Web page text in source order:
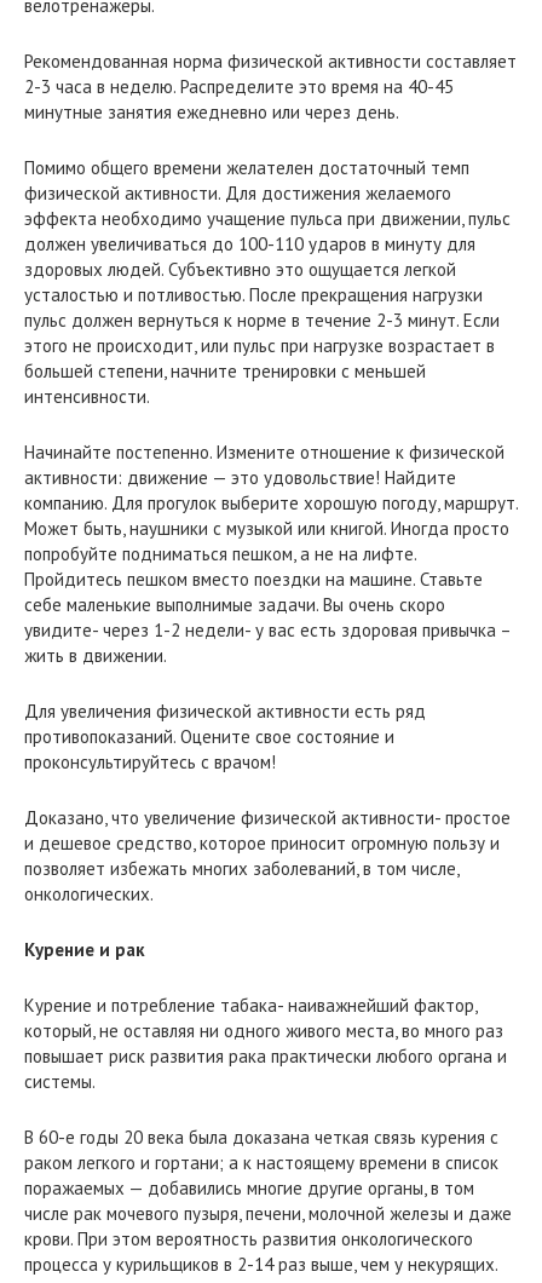
велотренажеры.
Рекомендованная норма физической активности составляет
2-3 часа в неделю. Распределите это время на 40-45
минутные занятия ежедневно или через день.
Помимо общего времени желателен достаточный темп
физической активности. Для достижения желаемого
эффекта необходимо учащение пульса при движении, пульс
должен увеличиваться до 100-110 ударов в минуту для
здоровых людей. Субъективно это ощущается легкой
усталостью и потливостью. После прекращения нагрузки
пульс должен вернуться к норме в течение 2-3 минут. Если
этого не происходит, или пульс при нагрузке возрастает в
большей степени, начните тренировки с меньшей
интенсивности.
Начинайте постепенно. Измените отношение к физической
активности: движение — это удовольствие! Найдите
компанию. Для прогулок выберите хорошую погоду, маршрут.
Может быть, наушники с музыкой или книгой. Иногда просто
попробуйте подниматься пешком, а не на лифте.
Пройдитесь пешком вместо поездки на машине. Ставьте
себе маленькие выполнимые задачи. Вы очень скоро
увидите- через 1-2 недели- у вас есть здоровая привычка –
жить в движении.
Для увеличения физической активности есть ряд
противопоказаний. Оцените свое состояние и
проконсультируйтесь с врачом!
Доказано, что увеличение физической активности- простое
и дешевое средство, которое приносит огромную пользу и
позволяет избежать многих заболеваний, в том числе,
онкологических.
Курение и рак
Курение и потребление табака- наиважнейший фактор,
который, не оставляя ни одного живого места, во много раз
повышает риск развития рака практически любого органа и
системы.
В 60-е годы 20 века была доказана четкая связь курения с
раком легкого и гортани; а к настоящему времени в список
поражаемых — добавились многие другие органы, в том
числе рак мочевого пузыря, печени, молочной железы и даже
крови. При этом вероятность развития онкологического
процесса у курильщиков в 2-14 раз выше, чем у некурящих.